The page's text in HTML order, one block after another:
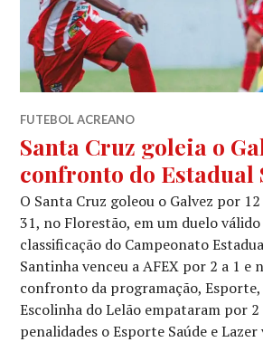
FUTEBOL ACREANO
Santa Cruz goleia o
confronto do Estadual
O Santa Cruz goleou o Galvez por
31, no Florestão, em um duelo
classificação do Campeonato
Santinha venceu a AFEX por 2 a 1 e
confronto da programação, Esporte,
Escolinha do Lelão empataram por 2
penalidades o Esporte Saúde e